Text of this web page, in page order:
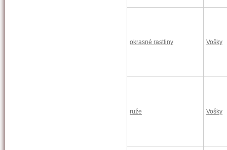
okrasné rastliny Vošky
ruže Vošky